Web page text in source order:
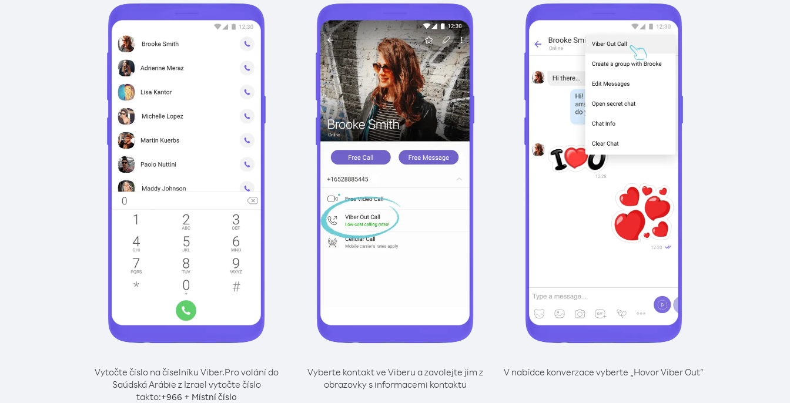
Vytočte číslo na číselníku Viber.Pro volání do
Saúdská Arábie z Izrael vytočte číslo
takto:+966 + Místní číslo
Vyberte kontakt ve Viberu a zavolejte jim z
obrazovky s informacemi kontaktu
V nabídce konverzace vyberte „Hovor Viber Out“